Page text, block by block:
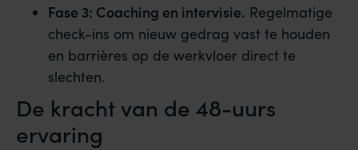
Fase 3: Coaching en intervisie. Regelmatige
check-ins om nieuw gedrag vast te houden
en barrières op de werkvloer direct te
slechten.
De kracht van de 48-uurs
ervaring